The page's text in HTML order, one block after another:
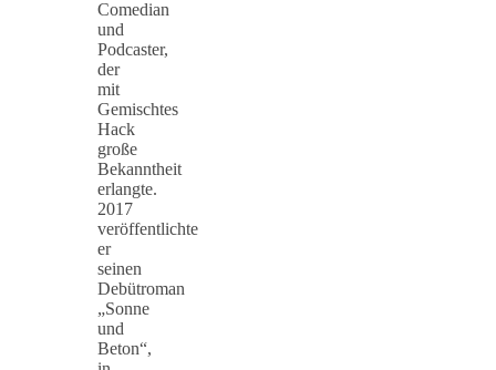
Comedian
und
Podcaster,
der
mit
Gemischtes
Hack
große
Bekanntheit
erlangte.
2017
veröffentlichte
er
seinen
Debütroman
„Sonne
und
Beton“,